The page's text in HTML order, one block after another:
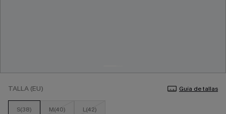
TALLA (EU) Guía de tallas
S(38) M(40) L(42)